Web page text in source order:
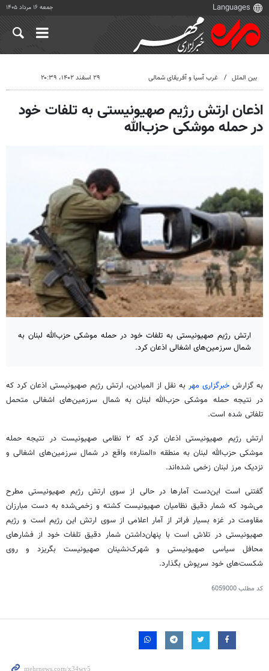
جمعه ۱۶ مرداد ۱۴۰۵
بین الملل غرب آسیا و آفریقای شمالی ۲۹ اسفند ۱۴۰۲، ۲۰:۳۹
اذعان ارتش رژیم صهیونیستی به تلفات خود
در حمله موشکی حزب‌الله
ارتش رژیم صهیونیستی به تلفات خود در حمله موشکی حزب‌الله لبنان به
شمال سرزمین‌های اشغالی اذعان کرد.
به گزارش خبرگزاری مهر به نقل از المیادین، ارتش رژیم صهیونیستی اذعان کرد که
در نتیجه حمله موشکی حزب‌الله لبنان به شمال سرزمین‌های اشغالی متحمل
تلفاتی شده است.
ارتش رژیم صهیونیستی اذعان کرد که ۲ نظامی صهیونیست در نتیجه حمله
موشکی حزب‌الله لبنان به منطقه «المناره» واقع در شمال سرزمین‌های اشغالی و
نزدیک مرز لبنان زخمی شده‌اند.
گفتنی است این‌دست آمارها در حالی از سوی ارتش رژیم صهیونیستی مطرح
می‌شود که شمار دقیق نظامیان صهیونیست کشته و زخمی‌شده به دست مبارزان
مقاومت در غزه بسیار فراتر از آمار اعلامی از سوی ارتش این رژیم است و رژیم
صهیونیستی در تلاش است با پنهان‌داشتن شمار دقیق تلفات خود از فشارهای
محافل سیاسی صهیونیستی و شهرک‌نشینان صهیونیست بگریزد و روی
شکست‌های خود سرپوش بگذارد.
کد مطلب6059000